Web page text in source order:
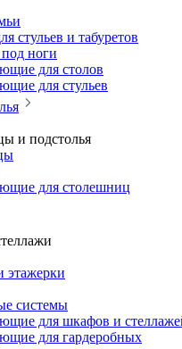
стульев и табуретов
ноги
для столов
для стульев
и подстолья
для столешниц
этажерки
системы
для шкафов и
для гардеробных